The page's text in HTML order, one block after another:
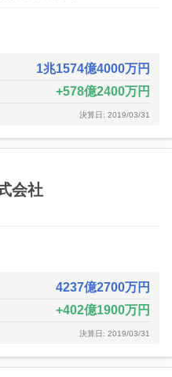
1兆1574億4000万円
578億2400万円
決算日: 2019/03/31
会社
4237億2700万円
402億1900万円
決算日: 2019/03/31